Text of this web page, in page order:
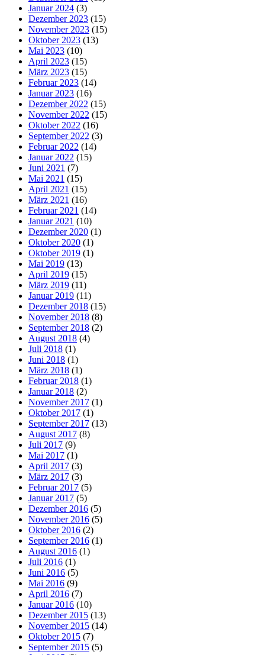
Januar 2024 (3)
Dezember 2023 (15)
November 2023 (15)
Oktober 2023 (13)
Mai 2023 (10)
April 2023 (15)
März 2023 (15)
Februar 2023 (14)
Januar 2023 (16)
Dezember 2022 (15)
November 2022 (15)
Oktober 2022 (16)
September 2022 (3)
Februar 2022 (14)
Januar 2022 (15)
Juni 2021 (7)
Mai 2021 (15)
April 2021 (15)
März 2021 (16)
Februar 2021 (14)
Januar 2021 (10)
Dezember 2020 (1)
Oktober 2020 (1)
Oktober 2019 (1)
Mai 2019 (13)
April 2019 (15)
März 2019 (11)
Januar 2019 (11)
Dezember 2018 (15)
November 2018 (8)
September 2018 (2)
August 2018 (4)
Juli 2018 (1)
Juni 2018 (1)
März 2018 (1)
Februar 2018 (1)
Januar 2018 (2)
November 2017 (1)
Oktober 2017 (1)
September 2017 (13)
August 2017 (8)
Juli 2017 (9)
Mai 2017 (1)
April 2017 (3)
März 2017 (3)
Februar 2017 (5)
Januar 2017 (5)
Dezember 2016 (5)
November 2016 (5)
Oktober 2016 (2)
September 2016 (1)
August 2016 (1)
Juli 2016 (1)
Juni 2016 (5)
Mai 2016 (9)
April 2016 (7)
Januar 2016 (10)
Dezember 2015 (13)
November 2015 (14)
Oktober 2015 (7)
September 2015 (5)